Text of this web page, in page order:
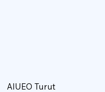
AIUEO Turut